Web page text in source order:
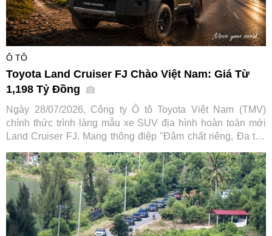
Ô TÔ
Toyota Land Cruiser FJ Chào Việt Nam: Giá Từ
1,198 Tỷ Đồng
Ngày 28/07/2026, Công ty Ô tô Toyota Việt Nam (TMV)
chính thức trình làng mẫu xe SUV địa hình hoàn toàn mới
Land Cruiser FJ. Mang thông điệp "Đậm chất riêng, Đa trải
hàng tiếp cận dòng xe huyền thoại vốn đã có lịch sử hơn 70
năm của hãng xe Nhật Bản.